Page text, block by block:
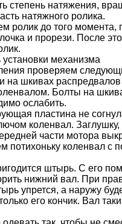
степень натяжения,
натяжного ролика.
ролик до того момента,
и прорези. После
механизма
проверяем
на шкивах
Болты на
ослабить.
пластина не
коленвал. Заглушку,
части мотора
потихоньку коленвал с
штырь. С его
нижний вал. При
упрется, а наружу
его кончик. Вал